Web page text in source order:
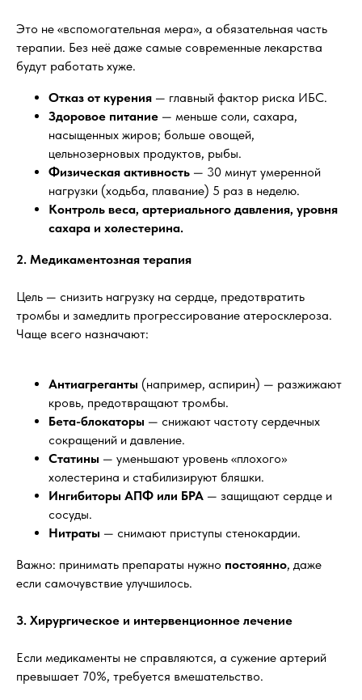
Это не «вспомогательная мера», а обязательная часть
терапии. Без неё даже самые современные лекарства
будут работать хуже.
Отказ от курения — главный фактор риска ИБС.
Здоровое питание — меньше соли, сахара,
насыщенных жиров; больше овощей,
цельнозерновых продуктов, рыбы.
Физическая активность — 30 минут умеренной
нагрузки (ходьба, плавание) 5 раз в неделю.
Контроль веса, артериального давления, уровня
сахара и холестерина.
2. Медикаментозная терапия
Цель — снизить нагрузку на сердце, предотвратить
тромбы и замедлить прогрессирование атеросклероза.
Чаще всего назначают:
Антиагреганты (например, аспирин) — разжижают
кровь, предотвращают тромбы.
Бета-блокаторы — снижают частоту сердечных
сокращений и давление.
Статины — уменьшают уровень «плохого»
холестерина и стабилизируют бляшки.
Ингибиторы АПФ или БРА — защищают сердце и
сосуды.
Нитраты — снимают приступы стенокардии.
Важно: принимать препараты нужно постоянно, даже
если самочувствие улучшилось.
3. Хирургическое и интервенционное лечение
Если медикаменты не справляются, а сужение артерий
превышает 70%, требуется вмешательство.